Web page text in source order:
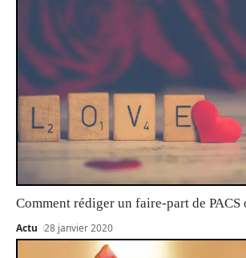
Comment rédiger un faire-part de PACS
Actu 28 janvier 2020